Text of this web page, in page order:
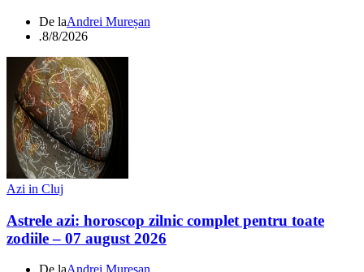
De laAndrei Mureșan
.8/8/2026
Azi in Cluj
Astrele azi: horoscop zilnic complet pentru toate
zodiile – 07 august 2026